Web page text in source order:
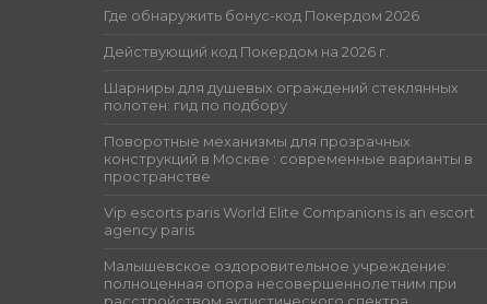
Где обнаружить бонус-код Покердом 2026
Действующий код Покердом на 2026 г.
Шарниры для душевых ограждений стеклянных
полотен: гид по подбору
Поворотные механизмы для прозрачных
конструкций в Москве : современные варианты в
пространстве
Vip escorts paris World Elite Companions is an escort
agency paris
Малышевское оздоровительное учреждение:
полноценная опора несовершеннолетним при